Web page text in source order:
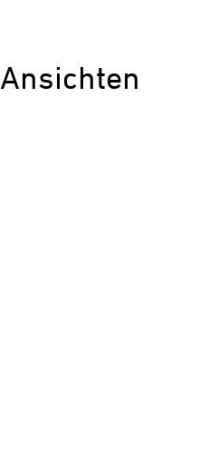
Ansichten